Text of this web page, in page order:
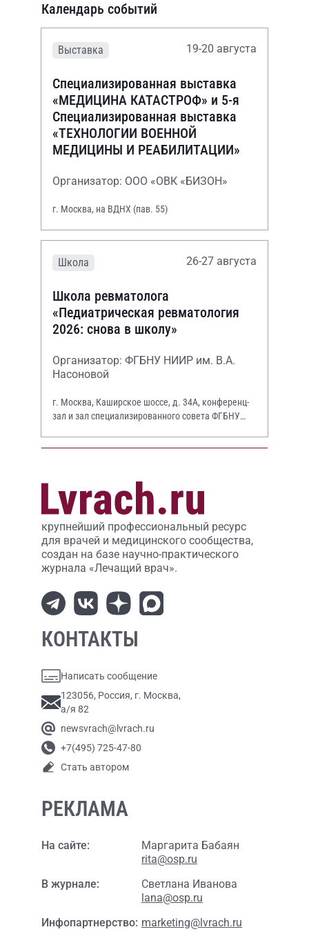
Календарь событий
Выставка 19-20 августа
Специализированная выставка
«МЕДИЦИНА КАТАСТРОФ» и 5-я
Специализированная выставка
«ТЕХНОЛОГИИ ВОЕННОЙ
МЕДИЦИНЫ И РЕАБИЛИТАЦИИ»
Организатор: ООО «ОВК «БИЗОН»
г. Москва, на ВДНХ (пав. 55)
Школа 26-27 августа
Школа ревматолога
«Педиатрическая ревматология
2026: снова в школу»
Организатор: ФГБНУ НИИР им. В.А.
Насоновой
г. Москва, Каширское шоссе, д. 34А, конференц-
зал и зал специализированного совета ФГБНУ
крупнейший профессиональный ресурс
для врачей и медицинского сообщества,
создан на базе научно-практического
журнала «Лечащий врач».
КОНТАКТЫ
Написать сообщение
123056, Россия, г. Москва,
а/я 82
newsvrach@lvrach.ru
+7(495) 725-47-80
Стать автором
РЕКЛАМА
На сайте:
Маргарита Бабаян
rita@osp.ru
В журнале:
Светлана Иванова
lana@osp.ru
Инфопартнерство: marketing@lvrach.ru